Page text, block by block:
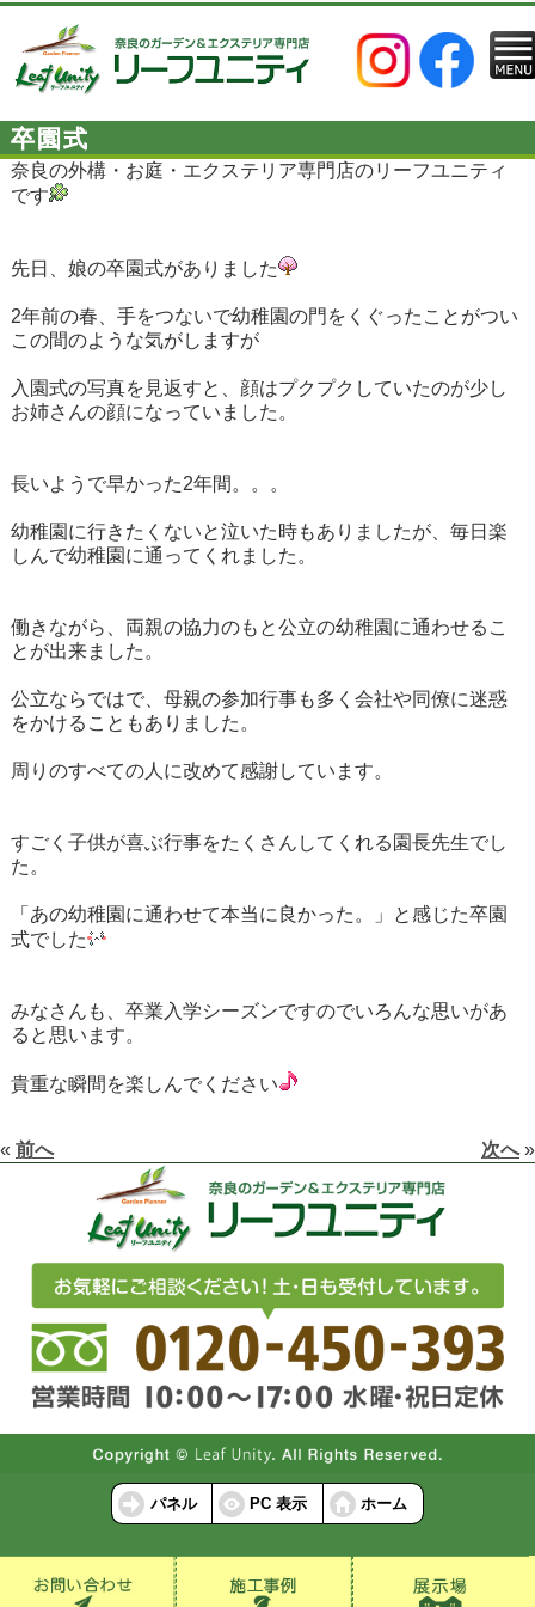
卒園式
奈良の外構・お庭・エクステリア専門店のリーフユニティ
です
先日、娘の卒園式がありました
2年前の春、手をつないで幼稚園の門をくぐったことがつい
この間のような気がしますが
入園式の写真を見返すと、顔はプクプクしていたのが少し
お姉さんの顔になっていました。
長いようで早かった2年間。。。
幼稚園に行きたくないと泣いた時もありましたが、毎日楽
しんで幼稚園に通ってくれました。
働きながら、両親の協力のもと公立の幼稚園に通わせるこ
とが出来ました。
公立ならではで、母親の参加行事も多く会社や同僚に迷惑
をかけることもありました。
周りのすべての人に改めて感謝しています。
すごく子供が喜ぶ行事をたくさんしてくれる園長先生でし
た。
「あの幼稚園に通わせて本当に良かった。」と感じた卒園
式でした
みなさんも、卒業入学シーズンですのでいろんな思いがあ
ると思います。
貴重な瞬間を楽しんでください
« 前へ 次へ»
パネル PC 表示 ホーム